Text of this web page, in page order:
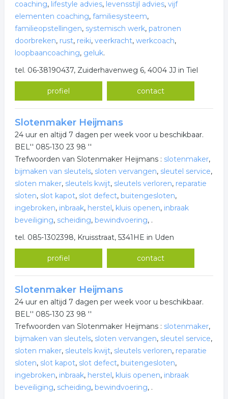
coaching, lifestyle advies, levensstijl advies, vijf
elementen coaching, familiesysteem,
familieopstellingen, systemisch werk, patronen
doorbreken, rust, reiki, veerkracht, werkcoach,
loopbaancoaching, geluk.
tel. 06-38190437, Zuiderhavenweg 6, 4004 JJ in Tiel
profiel contact
Slotenmaker Heijmans
24 uur en altijd 7 dagen per week voor u beschikbaar.
BEL'' 085-130 23 98 ''
Trefwoorden van Slotenmaker Heijmans : slotenmaker,
bijmaken van sleutels, sloten vervangen, sleutel service,
sloten maker, sleutels kwijt, sleutels verloren, reparatie
sloten, slot kapot, slot defect, buitengesloten,
ingebroken, inbraak, herstel, kluis openen, inbraak
beveiliging, scheiding, bewindvoering, .
tel. 085-1302398, Kruisstraat, 5341HE in Uden
profiel contact
Slotenmaker Heijmans
24 uur en altijd 7 dagen per week voor u beschikbaar.
BEL'' 085-130 23 98 ''
Trefwoorden van Slotenmaker Heijmans : slotenmaker,
bijmaken van sleutels, sloten vervangen, sleutel service,
sloten maker, sleutels kwijt, sleutels verloren, reparatie
sloten, slot kapot, slot defect, buitengesloten,
ingebroken, inbraak, herstel, kluis openen, inbraak
beveiliging, scheiding, bewindvoering, .